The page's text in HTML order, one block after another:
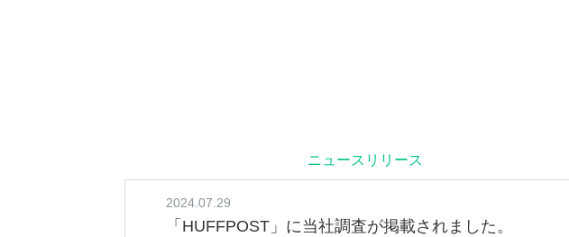
ニュースリリース
2024.07.29
「HUFFPOST」に当社調査が掲載されました。